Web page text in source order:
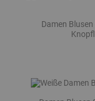
Damen